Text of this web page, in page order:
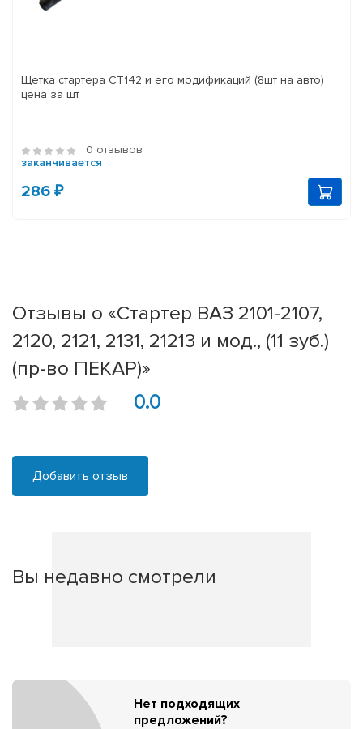
Щетка стартера СТ142 и его модификаций (8шт на авто)
цена за шт
0 отзывов
заканчивается
286 ₽
Отзывы о «Стартер ВАЗ 2101-2107,
2120, 2121, 2131, 21213 и мод., (11 зуб.)
(пр-во ПЕКАР)»
0.0
Добавить отзыв
Вы недавно смотрели
Нет подходящих
предложений?